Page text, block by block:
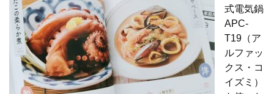
式電気鍋
APC-
T19（ア
ルファッ
クス・コ
イズミ）